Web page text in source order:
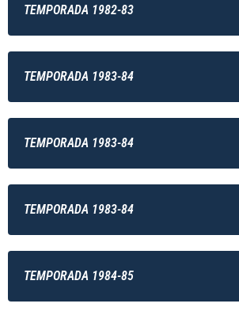
TEMPORADA 1982-83
TEMPORADA 1983-84
TEMPORADA 1983-84
TEMPORADA 1983-84
TEMPORADA 1984-85